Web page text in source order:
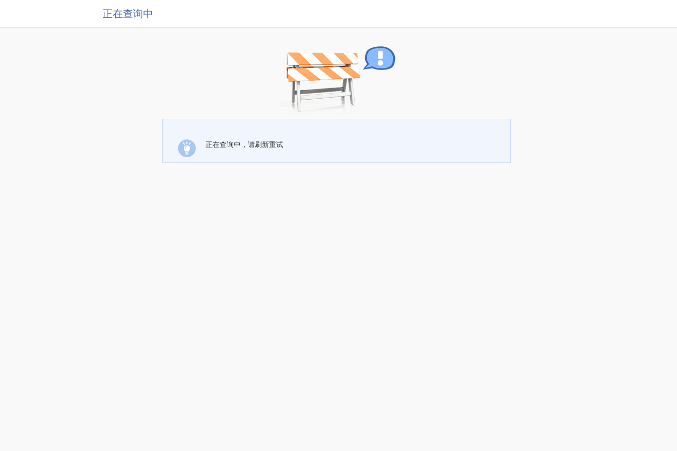
正在查询中
正在查询中，请刷新重试